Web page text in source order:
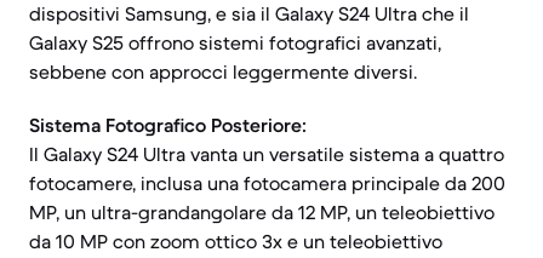
dispositivi Samsung, e sia il Galaxy S24 Ultra che il
Galaxy S25 offrono sistemi fotografici avanzati,
sebbene con approcci leggermente diversi.
Sistema Fotografico Posteriore:
Il Galaxy S24 Ultra vanta un versatile sistema a quattro
fotocamere, inclusa una fotocamera principale da 200
MP, un ultra-grandangolare da 12 MP, un teleobiettivo
da 10 MP con zoom ottico 3x e un teleobiettivo